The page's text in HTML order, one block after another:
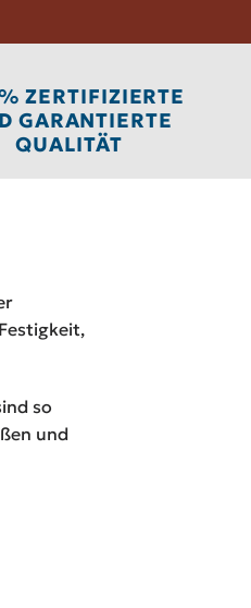
ZERTIFIZIERTE
GARANTIERTE
QUALITÄT
so
und